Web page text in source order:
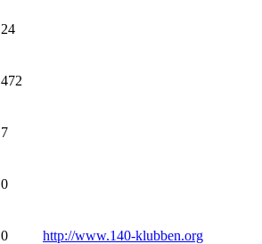
24
472
7
0
0 http://www.140-klubben.org